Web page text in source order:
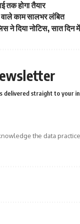
तक होगा तैयार
काम सालभर लंबित
ने दिया नोटिस, सात दिन
delivered straight to your
the data